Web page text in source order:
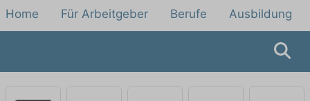
Home Für Arbeitgeber Berufe Ausbildung